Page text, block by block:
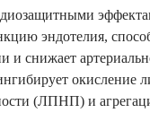
эндотелия,
и снижает
окисление
(ЛПНП) и